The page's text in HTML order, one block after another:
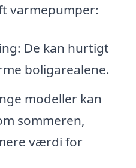
varmepumper:
De kan hurtigt
boligarealene.
modeller kan
sommeren,
værdi for